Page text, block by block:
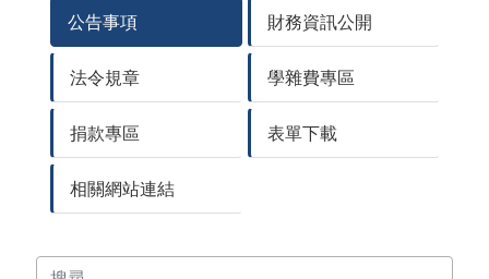
公告事項 財務資訊公開
法令規章 學雜費專區
捐款專區 表單下載
相關網站連結